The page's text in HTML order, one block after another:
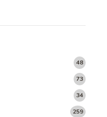
48
73
34
259